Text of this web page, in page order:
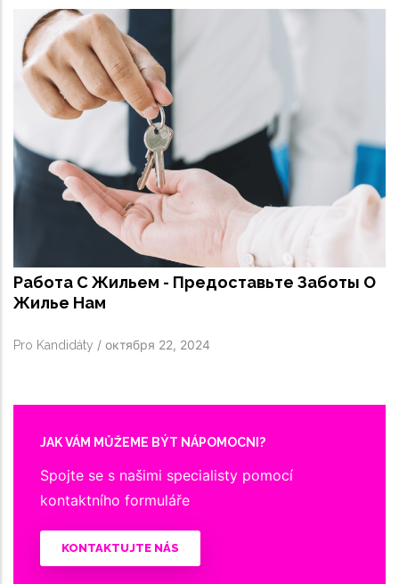
Работа С Жильем - Предоставьте Заботы О
Жилье Нам
Pro Kandidáty / октября 22, 2024
JAK VÁM MŮŽEME BÝT NÁPOMOCNI?
Spojte se s našimi specialisty pomocí
kontaktního formuláře
KONTAKTUJTE NÁS